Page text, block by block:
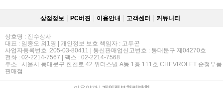
상점정보 PC버젼 이용안내 고객센터 커뮤니티
상호명 : 진수상사
대표 : 임종오 외1명 | 개인정보 보호 책임자 : 고두곤
사업자등록번호 :205-03-80411 | 통신판매업신고번호 : 동대문구 제04270호
전화 : 02-2214-7567 | 팩스 : 02-2214-7568
주소 : 서울시 동대문구 한천로 42 위더스빌 A동 1층 111호 CHEVROLET 순정부품
판매점